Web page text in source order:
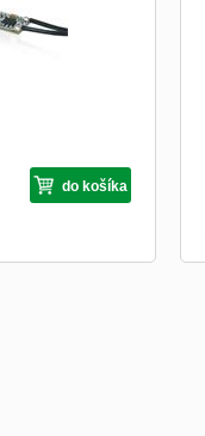
do košíka